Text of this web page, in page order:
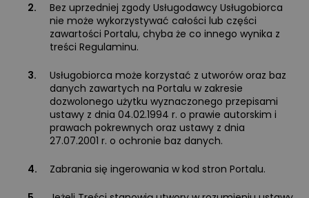
2.
Bez uprzedniej zgody Usługodawcy Usługobiorca
nie może wykorzystywać całości lub części
zawartości Portalu, chyba że co innego wynika z
treści Regulaminu.
3.
Usługobiorca może korzystać z utworów oraz baz
danych zawartych na Portalu w zakresie
dozwolonego użytku wyznaczonego przepisami
ustawy z dnia 04.02.1994 r. o prawie autorskim i
prawach pokrewnych oraz ustawy z dnia
27.07.2001 r. o ochronie baz danych.
4. Zabrania się ingerowania w kod stron Portalu.